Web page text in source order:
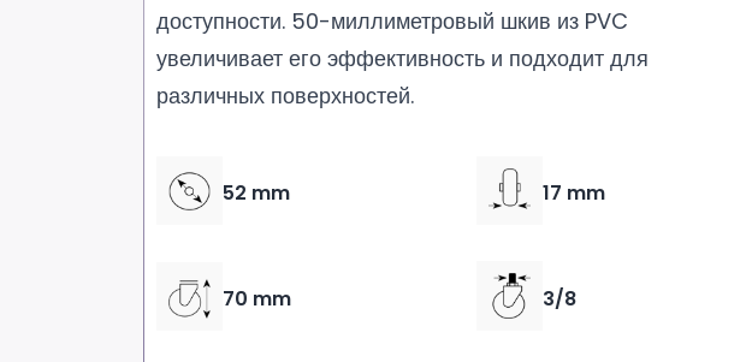
доступности. 50-миллиметровый шкив из PVC
увеличивает его эффективность и подходит для
различных поверхностей.
52 mm 17 mm
70 mm 3/8